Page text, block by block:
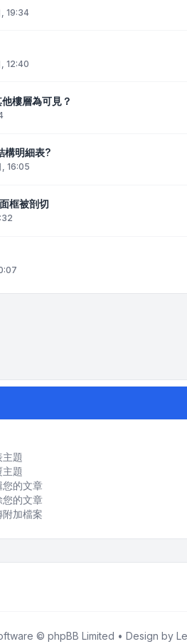
19:34
12:40
樓層為可見？
構明細表?
16:05
框被剖切
題
題
的文章
的文章
加檔案
© phpBB Limited • Design by